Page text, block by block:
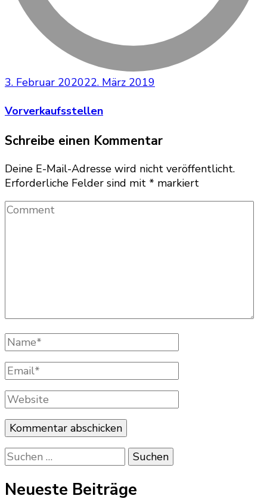
3. Februar 202022. März 2019
Vorverkaufsstellen
Schreibe einen Kommentar
Deine E-Mail-Adresse wird nicht veröffentlicht.
Erforderliche Felder sind mit * markiert
Comment
Name*
Email*
Website
Suchen
nach:
Neueste Beiträge